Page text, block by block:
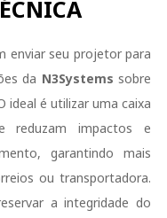
enviar seu projetor para
da N3Systems sobre
ideal é utilizar uma caixa
reduzam impactos e
garantindo mais
ou transportadora.
a integridade do